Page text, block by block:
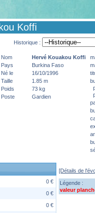
Koffi
Historique :
Nom Hervé Kouakou Koffi
Pays
Burkina Faso
Né le
16/10/1996
Taille
1.85 m
Poids
73 kg
Poste
Gardien
0 €
0 €
0 €
[Détails de
Légende :
valeur